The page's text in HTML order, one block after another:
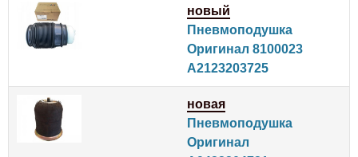
новый
Пневмоподушка
Оригинал 8100023
A2123203725
новая
Пневмоподушка
Оригинал